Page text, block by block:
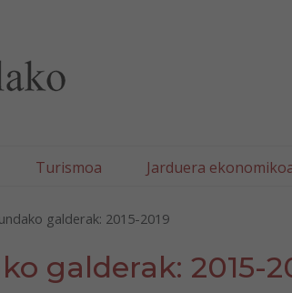
Turismoa Jarduera
galderak: 2015-2019
galderak: 2015-